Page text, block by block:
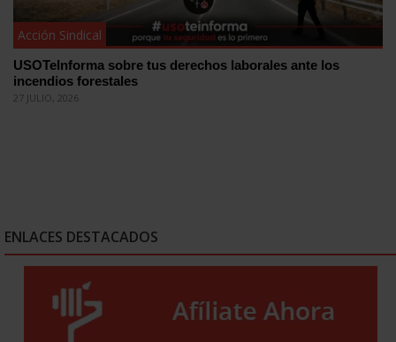
Acción Sindical
USOTeInforma sobre tus derechos laborales ante los
incendios forestales
27 JULIO, 2026
ENLACES DESTACADOS